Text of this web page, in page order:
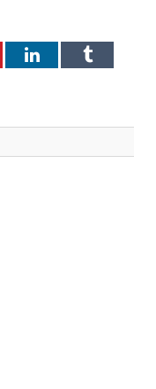
LinkedInTumblr